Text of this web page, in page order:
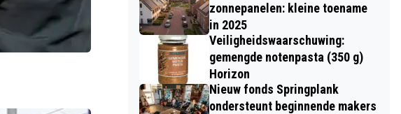
zonnepanelen: kleine toename
in 2025
Veiligheidswaarschuwing:
gemengde notenpasta (350 g)
Horizon
Nieuw fonds Springplank
ondersteunt beginnende makers